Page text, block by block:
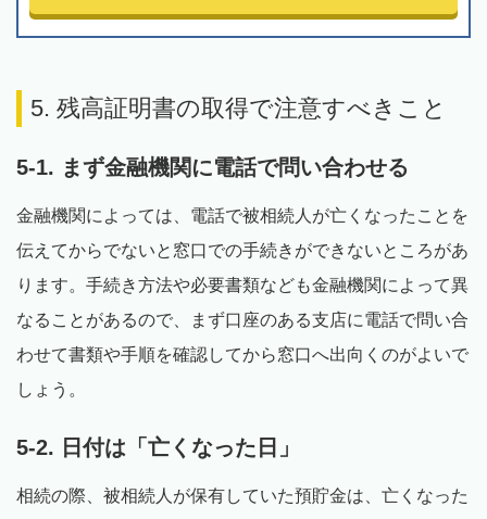
5. 残高証明書の取得で注意すべきこと
5-1. まず金融機関に電話で問い合わせる
金融機関によっては、電話で被相続人が亡くなったことを
伝えてからでないと窓口での手続きができないところがあ
ります。手続き方法や必要書類なども金融機関によって異
なることがあるので、まず口座のある支店に電話で問い合
わせて書類や手順を確認してから窓口へ出向くのがよいで
しょう。
5-2. 日付は「亡くなった日」
相続の際、被相続人が保有していた預貯金は、亡くなった